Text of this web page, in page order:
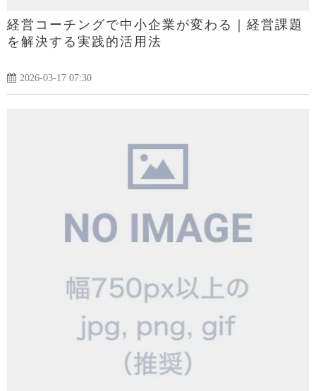
経営コーチングで中小企業が変わる｜経営課題
を解決する実践的活用法
2026-03-17 07:30